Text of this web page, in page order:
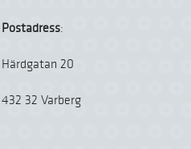
Postadress:
Härdgatan 20
432 32 Varberg